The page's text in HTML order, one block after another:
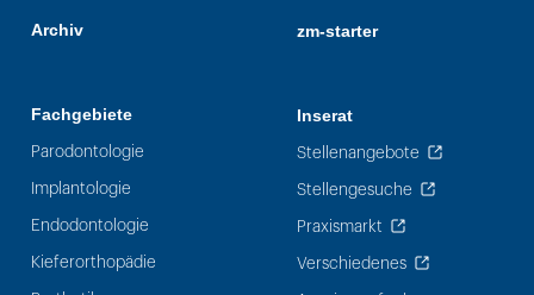
Archiv
Fachgebiete
Parodontologie
Implantologie
Endodontologie
Kieferorthopädie
zm-starter
Inserat
Stellenangebote
Stellengesuche
Praxismarkt
Verschiedenes